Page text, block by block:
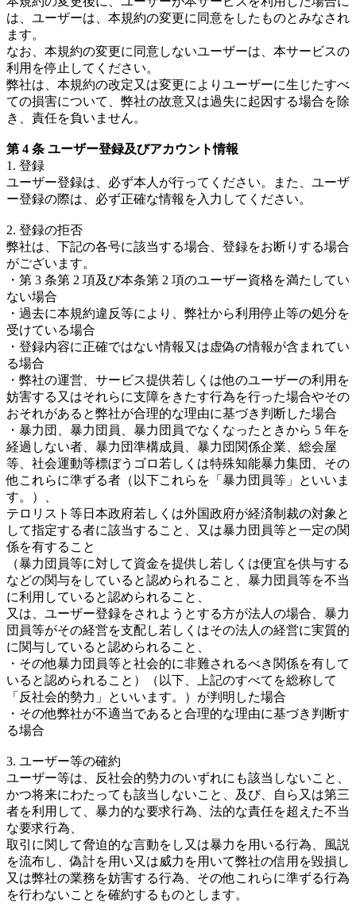
は、ユーザーは、本規約の変更に同意をしたものとみなされ
ます。
なお、本規約の変更に同意しないユーザーは、本サービスの
利用を停止してください。
弊社は、本規約の改定又は変更によりユーザーに生じたすべ
ての損害について、弊社の故意又は過失に起因する場合を除
き、責任を負いません。
第 4 条 ユーザー登録及びアカウント情報
1. 登録
ユーザー登録は、必ず本人が行ってください。また、ユーザ
ー登録の際は、必ず正確な情報を入力してください。
2. 登録の拒否
弊社は、下記の各号に該当する場合、登録をお断りする場合
がございます。
・第 3 条第 2 項及び本条第 2 項のユーザー資格を満たしてい
ない場合
・過去に本規約違反等により、弊社から利用停止等の処分を
受けている場合
・登録内容に正確ではない情報又は虚偽の情報が含まれてい
る場合
・弊社の運営、サービス提供若しくは他のユーザーの利用を
妨害する又はそれらに支障をきたす行為を行った場合やその
おそれがあると弊社が合理的な理由に基づき判断した場合
・暴力団、暴力団員、暴力団員でなくなったときから 5 年を
経過しない者、暴力団準構成員、暴力団関係企業、総会屋
等、社会運動等標ぼうゴロ若しくは特殊知能暴力集団、その
他これらに準ずる者（以下これらを「暴力団員等」といいま
す。）、
テロリスト等日本政府若しくは外国政府が経済制裁の対象と
して指定する者に該当すること、又は暴力団員等と一定の関
係を有すること
（暴力団員等に対して資金を提供し若しくは便宜を供与する
などの関与をしていると認められること、暴力団員等を不当
に利用していると認められること、
又は、ユーザー登録をされようとする方が法人の場合、暴力
団員等がその経営を支配し若しくはその法人の経営に実質的
に関与していると認められること、
・その他暴力団員等と社会的に非難されるべき関係を有して
いると認められること）（以下、上記のすべてを総称して
「反社会的勢力」といいます。）が判明した場合
・その他弊社が不適当であると合理的な理由に基づき判断す
る場合
3. ユーザー等の確約
ユーザー等は、反社会的勢力のいずれにも該当しないこと、
かつ将来にわたっても該当しないこと、及び、自ら又は第三
者を利用して、暴力的な要求行為、法的な責任を超えた不当
な要求行為、
取引に関して脅迫的な言動をし又は暴力を用いる行為、風説
を流布し、偽計を用い又は威力を用いて弊社の信用を毀損し
又は弊社の業務を妨害する行為、その他これらに準ずる行為
を行わないことを確約するものとします。